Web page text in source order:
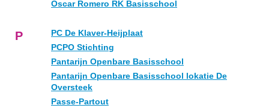
Oscar Romero RK Basisschool
P
PC De Klaver-Heijplaat
PCPO Stichting
Pantarijn Openbare Basisschool
Pantarijn Openbare Basisschool lokatie De
Oversteek
Passe-Partout